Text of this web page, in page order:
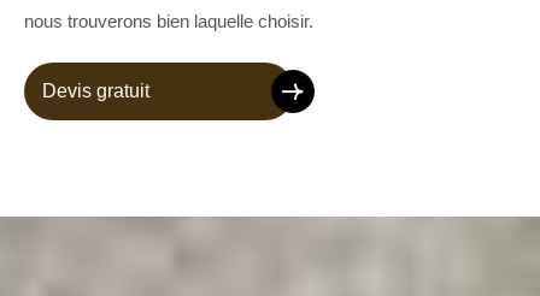
nous trouverons bien laquelle choisir.
Devis gratuit